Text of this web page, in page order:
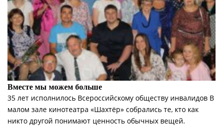
Вместе мы можем больше
35 лет исполнилось Всероссийскому обществу инвалидов В
малом зале кинотеатра «Шахтёр» собрались те, кто как
никто другой понимают ценность обычных вещей.